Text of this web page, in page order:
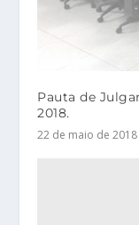
Pauta de
2018.
22 de maio de 2018